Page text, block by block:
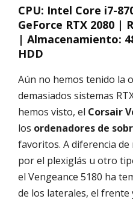
CPU: Intel Core i7-
GeForce RTX 2080 |
| Almacenamiento:
HDD
Aún no hemos tenido la
demasiados sistemas
hemos visto, el Corsair
los ordenadores de
favoritos. A diferencia
por el plexiglás u otro
el Vengeance 5180 ha
de los laterales, el